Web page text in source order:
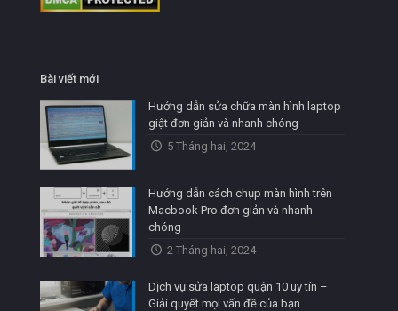
Bài viết mới
Hướng dẫn sửa chữa màn hình laptop
giật đơn giản và nhanh chóng
5 Tháng hai, 2024
Hướng dẫn cách chụp màn hình trên
Macbook Pro đơn giản và nhanh
chóng
2 Tháng hai, 2024
Dịch vụ sửa laptop quận 10 uy tín –
Giải quyết mọi vấn đề của bạn